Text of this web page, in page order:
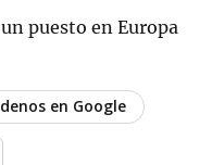
puesto en Europa
en Google